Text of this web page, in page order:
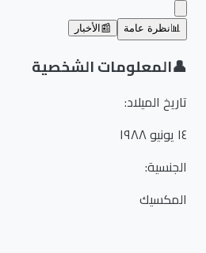
نظرة عامة 📰 الأخبار
المعلومات الشخصية
تاريخ الميلاد:
الجنسية:
المكسيك